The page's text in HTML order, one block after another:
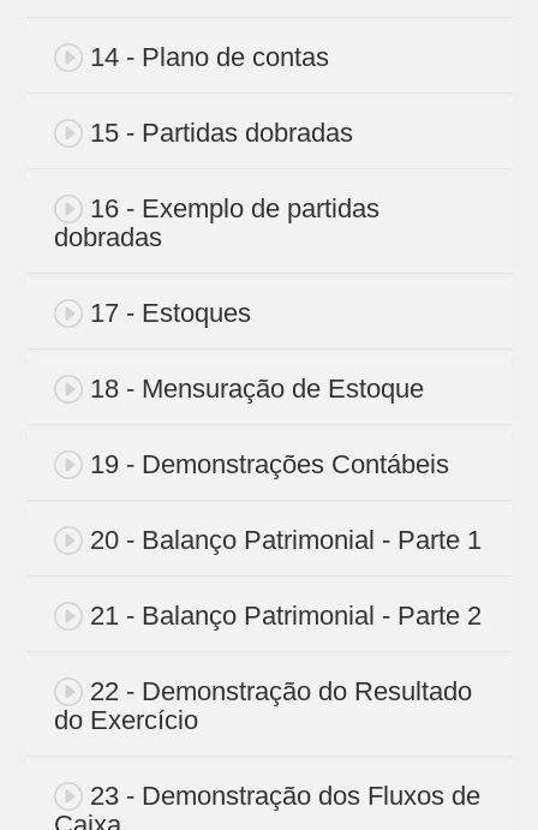
14 - Plano de contas
15 - Partidas dobradas
16 - Exemplo de partidas
dobradas
17 - Estoques
18 - Mensuração de Estoque
19 - Demonstrações Contábeis
20 - Balanço Patrimonial - Parte 1
21 - Balanço Patrimonial - Parte 2
22 - Demonstração do Resultado
do Exercício
23 - Demonstração dos Fluxos de